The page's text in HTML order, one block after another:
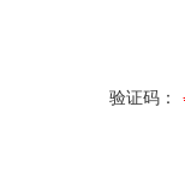
验证码：